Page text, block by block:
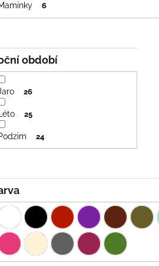
6
období
26
25
24